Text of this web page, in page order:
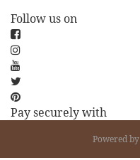
Follow us on
Pay securely with
Powered by